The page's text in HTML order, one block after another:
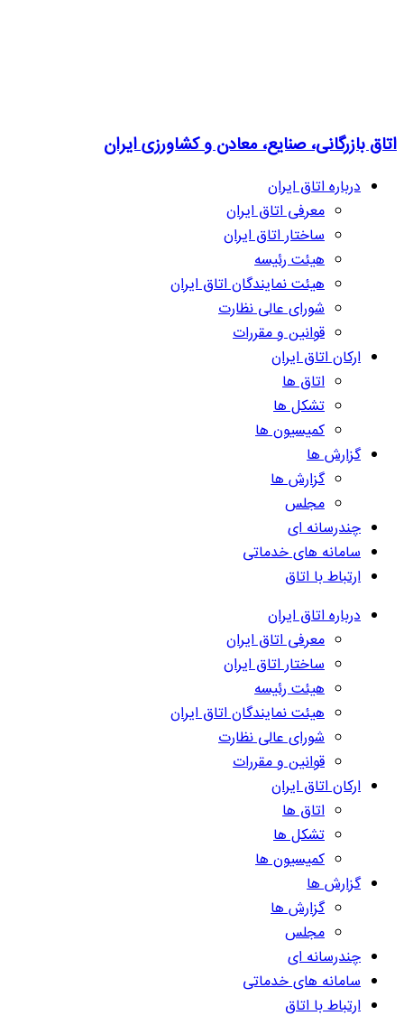
اتاق بازرگانی، صنایع، معادن و کشاورزی ایران
درباره اتاق ایران
معرفی اتاق ایران
ساختار اتاق ایران
هیئت رئیسه
هیئت نمایندگان اتاق ایران
شورای عالی نظارت
قوانین و مقررات
ارکان اتاق ایران
اتاق ها
تشکل ها
کمیسیون ها
گزارش ها
گزارش ها
مجلس
چندرسانه ای
سامانه های خدماتی
ارتباط با اتاق
درباره اتاق ایران
معرفی اتاق ایران
ساختار اتاق ایران
هیئت رئیسه
هیئت نمایندگان اتاق ایران
شورای عالی نظارت
قوانین و مقررات
ارکان اتاق ایران
اتاق ها
تشکل ها
کمیسیون ها
گزارش ها
گزارش ها
مجلس
چندرسانه ای
سامانه های خدماتی
ارتباط با اتاق